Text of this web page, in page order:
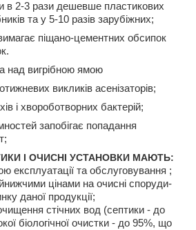
в 2-3 рази дешевше пластикових
та у 5-10 разів зарубіжних;
піщано-цементних обсипок
над вигрібною ямою
викликів асенізаторів;
і хвороботворних бактерій;
запобігає попадання
І ОЧИСНІ УСТАНОВКИ МАЮТЬ:
експлуатації та обслуговування ;
цінами на очисні споруди-
даної продукції;
стічних вод (септики - до
біологічної очистки - до 95%, що